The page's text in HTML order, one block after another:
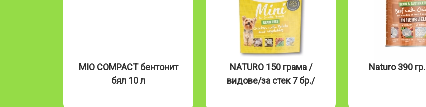
MIO COMPACT бентонит
бял 10 л
NATURO 150 грама /
видове/за стек 7 бр./
Naturo 390 гр. видове